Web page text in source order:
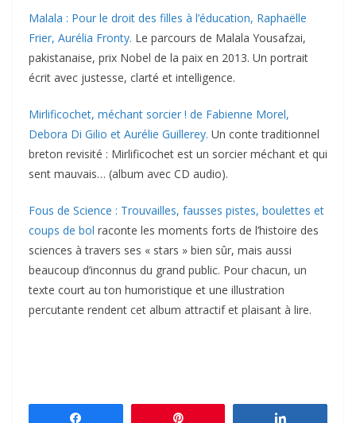
Malala : Pour le droit des filles à l’éducation, Raphaëlle
Frier, Aurélia Fronty. Le parcours de Malala Yousafzai,
pakistanaise, prix Nobel de la paix en 2013. Un portrait
écrit avec justesse, clarté et intelligence.
Mirlificochet, méchant sorcier ! de Fabienne Morel,
Debora Di Gilio et Aurélie Guillerey. Un conte traditionnel
breton revisité : Mirlificochet est un sorcier méchant et qui
sent mauvais… (album avec CD audio).
Fous de Science : Trouvailles, fausses pistes, boulettes et
coups de bol raconte les moments forts de l’histoire des
sciences à travers ses « stars » bien sûr, mais aussi
beaucoup d’inconnus du grand public. Pour chacun, un
texte court au ton humoristique et une illustration
percutante rendent cet album attractif et plaisant à lire.